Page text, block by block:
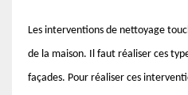
Les interventions de nettoyage
de la maison. Il faut réaliser ces
façades. Pour réaliser ces